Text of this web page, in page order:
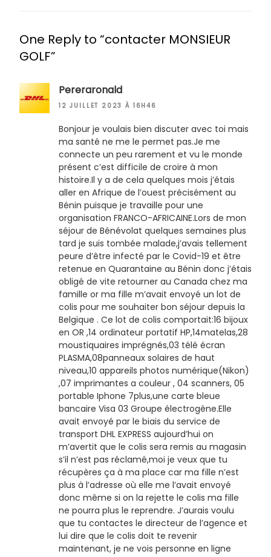
One Reply to “contacter MONSIEUR
GOLF”
Pereraronald
12 JUILLET 2023 À 16H46
Bonjour je voulais bien discuter avec toi mais
ma santé ne me le permet pas.Je me
connecte un peu rarement et vu le monde
présent c’est difficile de croire à mon
histoire.Il y a de cela quelques mois j’étais
aller en Afrique de l’ouest précisément au
Bénin puisque je travaille pour une
organisation FRANCO-AFRICAINE.Lors de mon
séjour de Bénévolat quelques semaines plus
tard je suis tombée malade,j’avais tellement
peure d’être infecté par le Covid-19 et être
retenue en Quarantaine au Bénin donc j’étais
obligé de vite retourner au Canada chez ma
famille or ma fille m’avait envoyé un lot de
colis pour me souhaiter bon séjour depuis la
Belgique . Ce lot de colis comportait:16 bijoux
en OR ,14 ordinateur portatif HP,14matelas,28
moustiquaires imprégnés,03 télé écran
PLASMA,08panneaux solaires de haut
niveau,10 appareils photos numérique(Nikon)
,07 imprimantes a couleur , 04 scanners, 05
portable Iphone 7plus,une carte bleue
bancaire Visa 03 Groupe électrogène.Elle
avait envoyé par le biais du service de
transport DHL EXPRESS aujourd’hui on
m’avertit que le colis sera remis au magasin
s’il n’est pas réclamé,moi je veux que tu
récupères ça à ma place car ma fille n’est
plus à l’adresse où elle me l’avait envoyé
donc même si on la rejette le colis ma fille
ne pourra plus le reprendre. J’aurais voulu
que tu contactes le directeur de l’agence et
lui dire que le colis doit te revenir
maintenant, je ne vois personne en ligne